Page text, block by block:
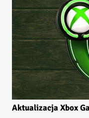
Aktualizacja Xbox